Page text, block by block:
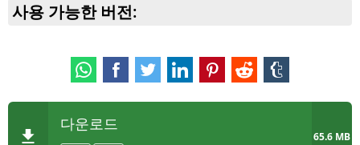
사용 가능한 버전:
다운로드
65.6 MB